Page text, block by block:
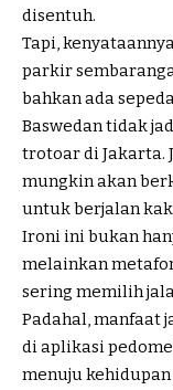
disentuh.
Tapi,
parkir
bahkan ada
Baswedan tidak
trotoar di Jakarta.
mungkin akan
untuk berjalan
Ironi ini bukan
melainkan
sering memilih
Padahal, manfaat
di aplikasi
menuju